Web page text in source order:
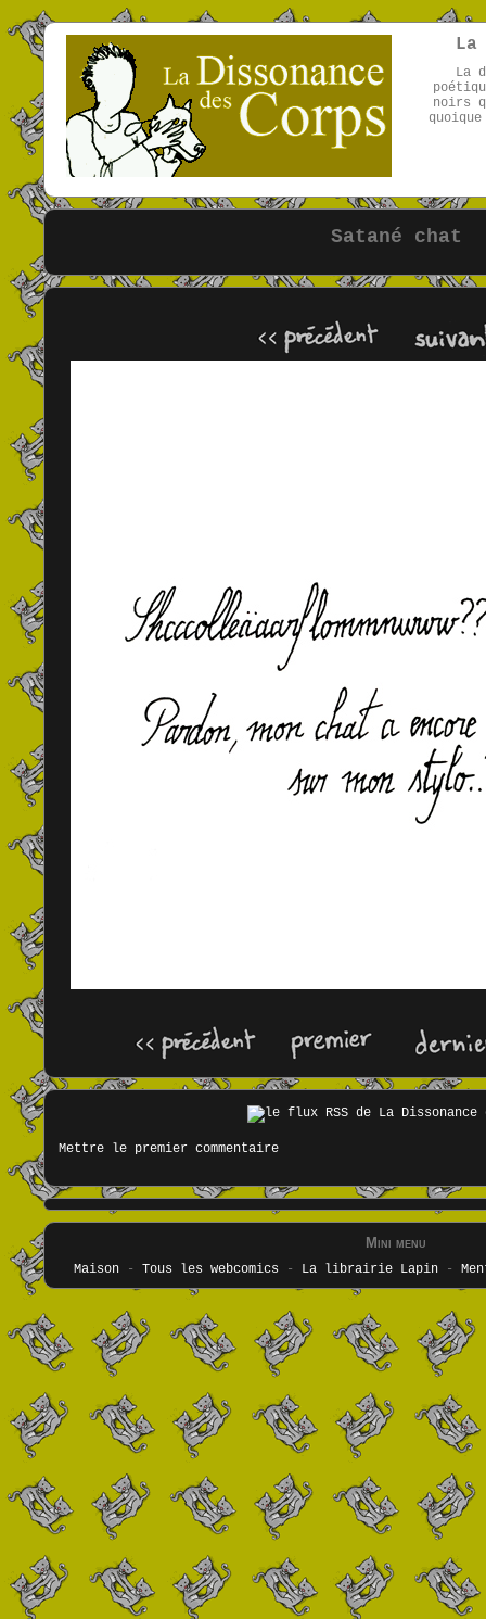
La
La
noirs
Satané chat
Mettre le premier commentaire
Mini menu
Maison- Tous les webcomics - La librairie Lapin-